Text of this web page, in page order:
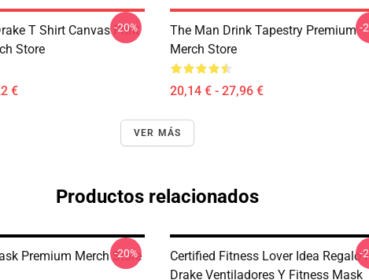
T Shirt Canvas Print
Store
€
-20%
The Man Drink Tapestry Premium
Merch Store
20,14 € - 27,96 €
-
VER MÁS
Productos relacionados
Premium Merch Store
-20%
Certified Fitness Lover Idea Regalo
Drake Ventiladores Y Fitness Mask
-